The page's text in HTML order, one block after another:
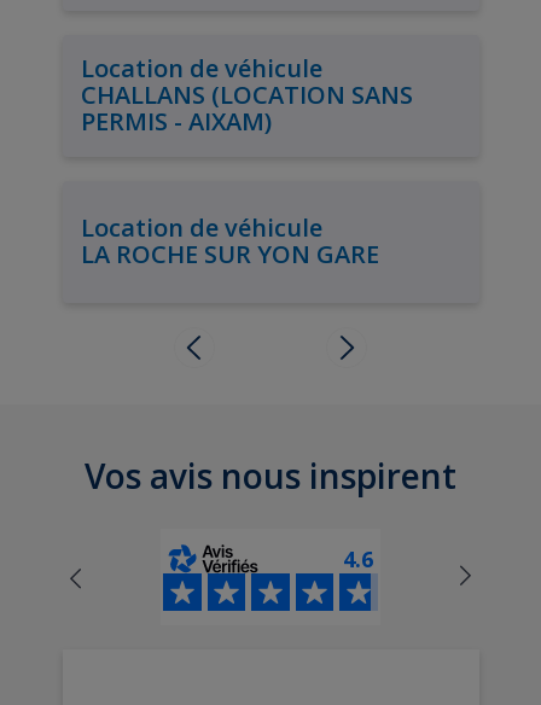
Location de véhicule
CHALLANS (LOCATION SANS
PERMIS - AIXAM)
Location de véhicule
LA ROCHE SUR YON GARE
Vos avis nous inspirent
4.6